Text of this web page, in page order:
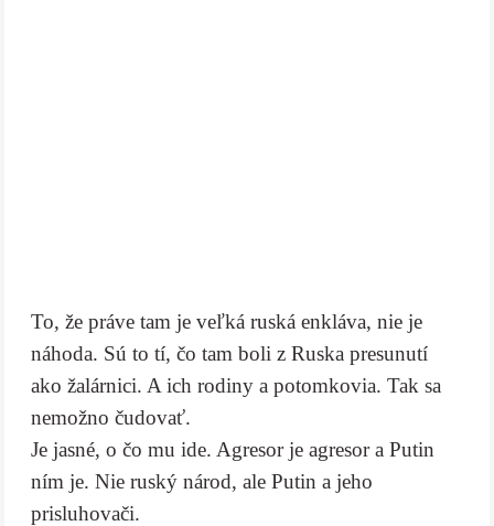
To, že práve tam je veľká ruská enkláva, nie je
náhoda. Sú to tí, čo tam boli z Ruska presunutí
ako žalárnici. A ich rodiny a potomkovia. Tak sa
nemožno čudovať.
Je jasné, o čo mu ide. Agresor je agresor a Putin
ním je. Nie ruský národ, ale Putin a jeho
prisluhovači.